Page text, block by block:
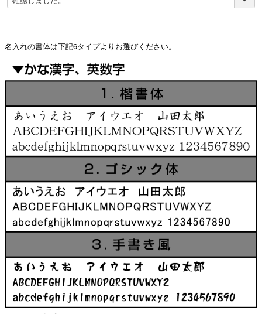
必
名入れの書体は下記6タイプよりお選びください。